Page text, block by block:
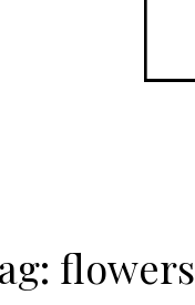
flowers